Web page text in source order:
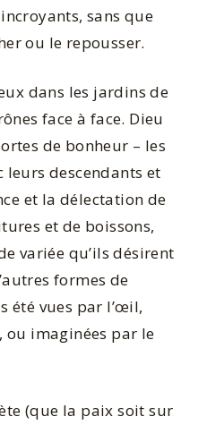
sans que
ou le repousser.
dans les jardins de
face à face. Dieu
de bonheur – les
leurs descendants et
et la délectation de
et de boissons,
variée qu’ils désirent
formes de
été vues par l’œil,
ou imaginées par le
(que la paix soit sur